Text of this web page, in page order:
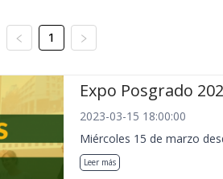
1
Expo Posgrado
2023-03-15 18:00:00
Miércoles 15 de marzo
Leer más